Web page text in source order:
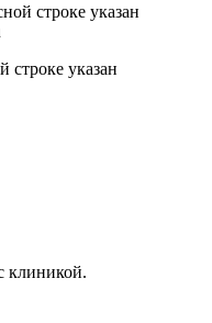
строке указан
строке указан
клиникой.